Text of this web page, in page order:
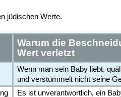
jüdischen Werte.
Warum die
Wert verletzt
Wenn man sein Baby liebt,
und verstümmelt nicht seine
Es ist unverantwortlich, ein